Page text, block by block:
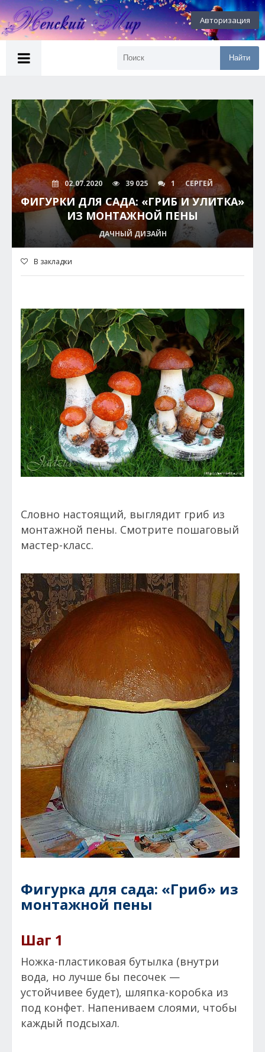
Авторизация
Найти
02.07.2020 39 025 1 СЕРГЕЙ
ФИГУРКИ ДЛЯ САДА: «ГРИБ И УЛИТКА»
ИЗ МОНТАЖНОЙ ПЕНЫ
ДАЧНЫЙ ДИЗАЙН
В закладки
Словно настоящий, выглядит гриб из
монтажной пены. Смотрите пошаговый
мастер-класс.
Фигурка для сада: «Гриб» из
монтажной пены
Шаг 1
Ножка-пластиковая бутылка (внутри
вода, но лучше бы песочек —
устойчивее будет), шляпка-коробка из
под конфет. Напениваем слоями, чтобы
каждый подсыхал.